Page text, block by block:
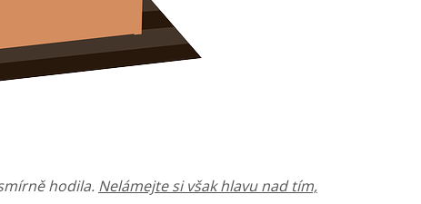
hodila. Nelámejte si však hlavu nad tím,